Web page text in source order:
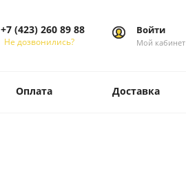
Войти
Мой кабинет
+7 (423) 260 89 88
Не дозвонились?
Оплата Доставка